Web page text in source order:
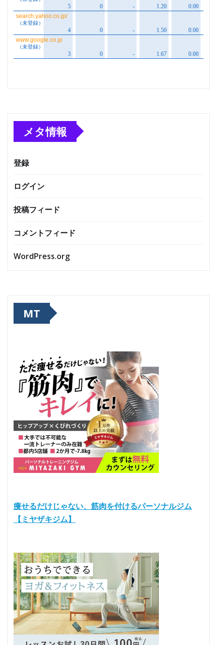
メタ情報
登録
ログイン
投稿フィード
コメントフィード
WordPress.org
MT
痩せるだけじゃない、筋肉を付けるパーソナルジム
【ミヤザキジム】